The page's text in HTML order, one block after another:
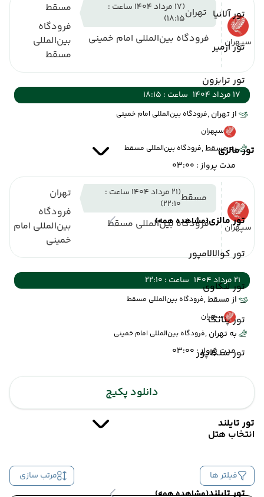
تور آلانیا
تور ازمیر
تور ترابزون
تور مالزی
تور مالزی(مشاهده همه)
تور کوالالامپور
تور لنکاوی
تور پنانگ
تور سنگاپور
تور تایلند
تور تایلند(مشاهده همه)
سپهران
تهران
(17 مرداد 1404 ساعت :
18:15)
فرودگاه بین‌المللی امام خمینی
مسقط
فرودگاه
بین‌المللی
مسقط
17 مرداد 1404
ساعت : 18:15
از تهران ,فرودگاه بین‌المللی امام خمینی
سپهران
به مسقط ,فرودگاه بین‌المللی مسقط
مدت پرواز : 03:00
سپهران
مسقط
(21 مرداد 1404 ساعت :
22:10)
فرودگاه بین‌المللی مسقط
تهران
فرودگاه
بین‌المللی امام
خمینی
21 مرداد 1404
ساعت : 22:10
از مسقط ,فرودگاه بین‌المللی مسقط
سپهران
به تهران ,فرودگاه بین‌المللی امام خمینی
مدت پرواز : 03:00
دانلود پکیج
انتخاب هتل
فیلتر ها مرتب سازی